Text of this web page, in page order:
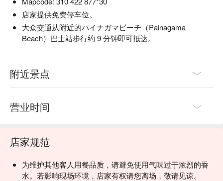
店家提供免费停车位。
大众交通从附近的パイナガマビーチ（Painagama
Beach）巴士站步行约 9 分钟即可抵达。
附近景点
营业时间
店家规范
为维护其他客人用餐品质，请避免使用气味过于浓烈的香
水。若影响现场环境，店家有权请您离场，敬请见谅。